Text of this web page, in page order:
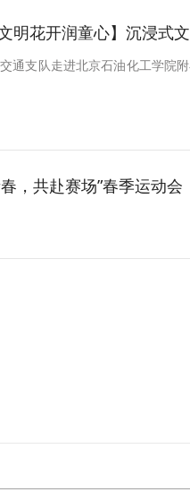
文明花开润童心】沉浸式文
通支队走进北京石油化工学院
，共赴赛场”春季运动会